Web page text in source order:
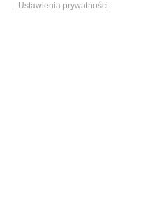
Ustawienia prywatności